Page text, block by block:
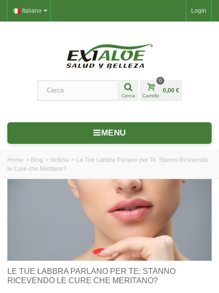
Login
Italiano
Cerca Carrello
0
0,00 €
MENU
Home > Blog > Notizia > Le Tue Labbra Parlano per Te: Stanno Ricevendo
le Cure che Meritano?
LE TUE LABBRA PARLANO PER TE: STANNO
RICEVENDO LE CURE CHE MERITANO?